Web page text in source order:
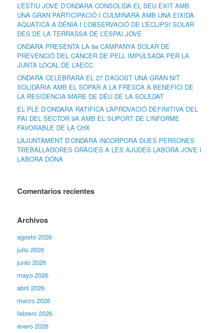
L’ESTIU JOVE D’ONDARA CONSOLIDA EL SEU ÈXIT AMB
UNA GRAN PARTICIPACIÓ I CULMINARÀ AMB UNA EIXIDA
AQUÀTICA A DÉNIA I L’OBSERVACIÓ DE L’ECLIPSI SOLAR
DES DE LA TERRASSA DE L’ESPAI JOVE
ONDARA PRESENTA LA 9a CAMPANYA SOLAR DE
PREVENCIÓ DEL CÀNCER DE PELL IMPULSADA PER LA
JUNTA LOCAL DE L’AECC
ONDARA CELEBRARÀ EL 27 D’AGOST UNA GRAN NIT
SOLIDÀRIA AMB EL SOPAR A LA FRESCA A BENEFICI DE
LA RESIDÈNCIA MARE DE DÉU DE LA SOLEDAT
EL PLE D’ONDARA RATIFICA L’APROVACIÓ DEFINITIVA DEL
PAI DEL SECTOR 9A AMB EL SUPORT DE L’INFORME
FAVORABLE DE LA CHX
L’AJUNTAMENT D’ONDARA INCORPORA DUES PERSONES
TREBALLADORES GRÀCIES A LES AJUDES LABORA JOVE I
LABORA DONA
Comentarios recientes
Archivos
agosto 2026
julio 2026
junio 2026
mayo 2026
abril 2026
marzo 2026
febrero 2026
enero 2026